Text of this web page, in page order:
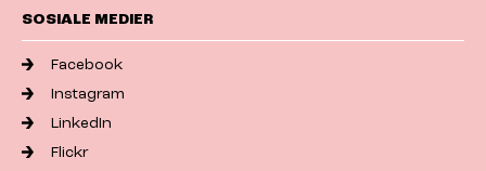
SOSIALE MEDIER
Facebook
Instagram
LinkedIn
Flickr